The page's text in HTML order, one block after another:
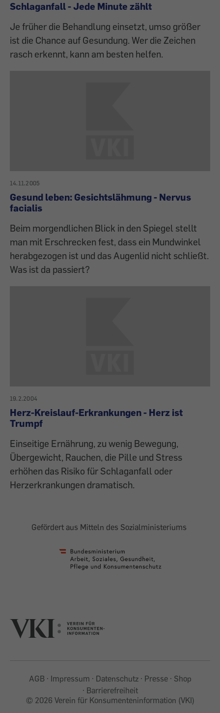
Schlaganfall - Jede Minute zählt
Je früher die Behandlung einsetzt, umso größer
ist die Chance auf Gesundung. Wer die Zeichen
rasch erkennt, kann am besten helfen.
14.11.2005
Gesund leben: Gesichtslähmung - Nervus
facialis
Beim morgendlichen Blick in den Spiegel stellt
man mit Erschrecken fest, dass ein Mundwinkel
herabgezogen ist und das Augenlid nicht schließt.
Was ist da passiert?
19.2.2004
Herz-Kreislauf-Erkrankungen - Herz ist
Trumpf
Einseitige Ernährung, zu wenig Bewegung,
Übergewicht, Rauchen, die Pille und Stress
erhöhen das Risiko für Schlaganfall oder
Herzerkrankungen dramatisch.
Gefördert aus Mitteln des Sozialministeriums
AGB Impressum Datenschutz Presse
Shop
Barrierefreiheit
© 2026 Verein für Konsumenteninformation (VKI)